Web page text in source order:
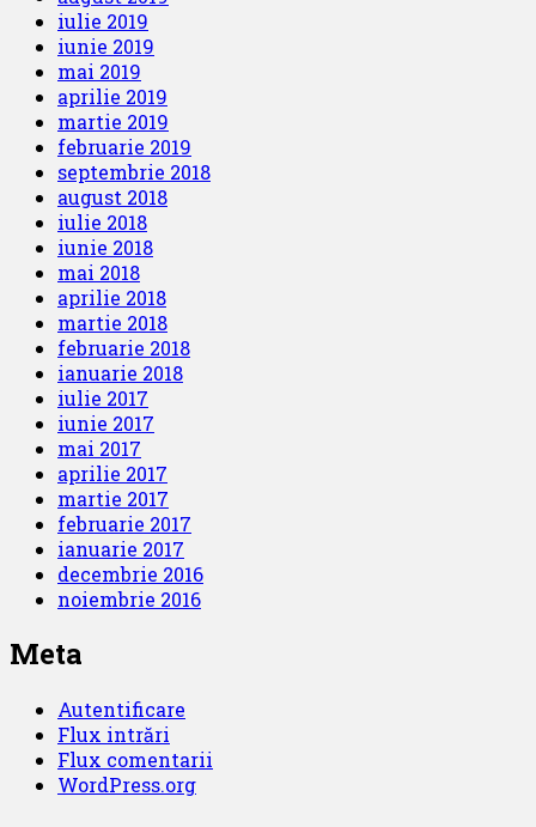
iulie 2019
iunie 2019
mai 2019
aprilie 2019
martie 2019
februarie 2019
septembrie 2018
august 2018
iulie 2018
iunie 2018
mai 2018
aprilie 2018
martie 2018
februarie 2018
ianuarie 2018
iulie 2017
iunie 2017
mai 2017
aprilie 2017
martie 2017
februarie 2017
ianuarie 2017
decembrie 2016
noiembrie 2016
Meta
Autentificare
Flux intrări
Flux comentarii
WordPress.org